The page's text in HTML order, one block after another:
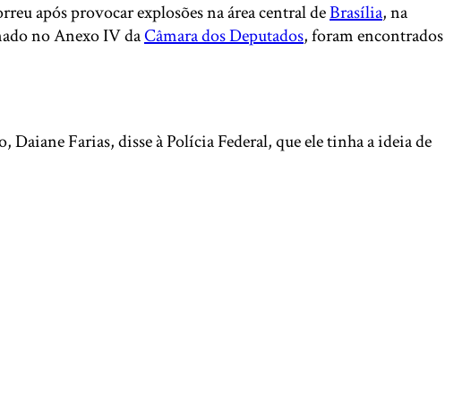
após provocar explosões na área central deBrasília, na
no Anexo IV daCâmara dos Deputados, foram encontrados
Farias, disse à Polícia Federal, que ele tinha a ideia de